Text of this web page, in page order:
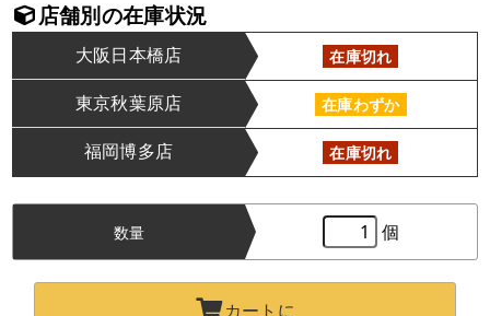
店舗別の在庫状況
大阪日本橋店 在庫切れ
東京秋葉原店 在庫わずか
福岡博多店 在庫切れ
数量 個
カートに